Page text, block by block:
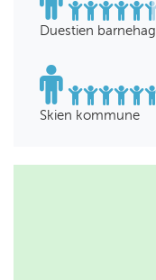
Duestien
Skien kommune